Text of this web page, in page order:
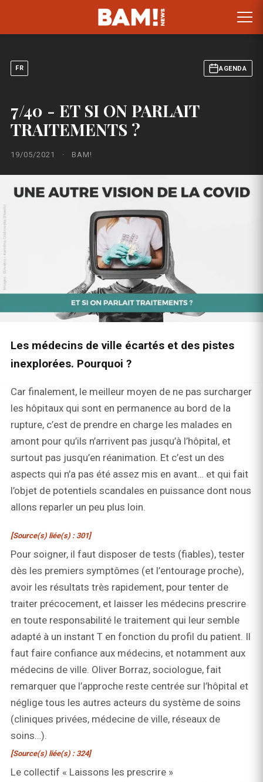
FR AGENDA
7/40 - ET SI ON PARLAIT
TRAITEMENTS ?
19/05/2021 · BAM!
Les médecins de ville écartés et des pistes
inexplorées. Pourquoi ?
Car finalement, le meilleur moyen de ne pas surcharger
les hôpitaux qui sont en permanence au bord de la
rupture, c’est de prendre en charge les malades en
amont pour qu’ils n’arrivent pas jusqu’à l’hôpital, et
surtout pas jusqu’en réanimation. Et c’est un des
aspects qui n’a pas été assez mis en avant… et qui fait
l’objet de potentiels scandales en puissance dont nous
allons reparler un peu plus loin.
[Source(s) liée(s) : 301]
Pour soigner, il faut disposer de tests (fiables), tester
dès les premiers symptômes (et l’entourage proche),
avoir les résultats très rapidement, pour tenter de
traiter précocement, et laisser les médecins prescrire
en toute responsabilité le traitement qui leur semble
adapté à un instant T en fonction du profil du patient. Il
faut faire confiance aux médecins, et notamment aux
médecins de ville. Oliver Borraz, sociologue, fait
remarquer que l’approche reste centrée sur l’hôpital et
néglige tous les autres acteurs du système de soins
(cliniques privées, médecine de ville, réseaux de
soins…).
[Source(s) liée(s) : 324]
Le collectif « Laissons les prescrire »